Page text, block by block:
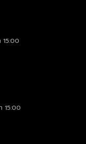
15:00
15:00